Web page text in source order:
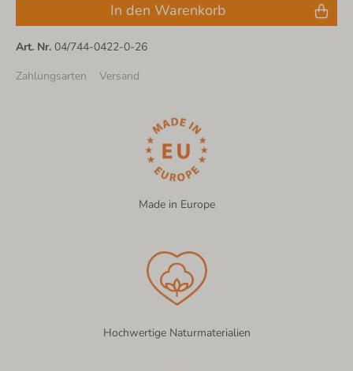
In den Warenkorb
Art. Nr. 04/744-0422-0-26
Zahlungsarten
Versand
Made in Europe
Hochwertige Naturmaterialien